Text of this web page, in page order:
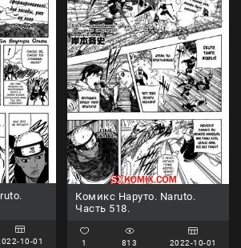
10-01
Комикс Наруто. Naruto.
Часть 518.
1 813 2022-10-01